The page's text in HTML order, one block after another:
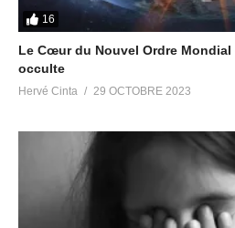
16
Le Cœur du Nouvel Ordre
occulte
Hervé Cinta 29 OCTOBRE 2023